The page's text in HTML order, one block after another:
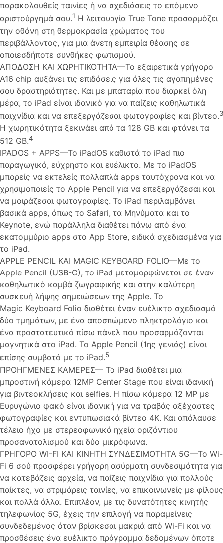
παρακολουθείς ταινίες ή να σχεδιάσεις το επόμενο
αριστούργημά σου.1 Η λειτουργία True Tone προσαρμόζει
την οθόνη στη θερμοκρασία χρώματος του
περιβάλλοντος, για μια άνετη εμπειρία θέασης σε
οποιεσδήποτε συνθήκες φωτισμού.
ΑΠΟΔΟΣΗ ΚΑΙ ΧΩΡΗΤΙΚΟΤΗΤΑ—Το εξαιρετικά γρήγορο
A16 chip αυξάνει τις επιδόσεις για όλες τις αγαπημένες
σου δραστηριότητες. Και με μπαταρία που διαρκεί όλη
μέρα, το iPad είναι ιδανικό για να παίζεις καθηλωτικά
παιχνίδια και να επεξεργάζεσαι φωτογραφίες και βίντεο.3
Η χωρητικότητα ξεκινάει από τα 128 GB και φτάνει τα
512 GB.4
IPADOS + APPS—Το iPadOS καθιστά το iPad πιο
παραγωγικό, εύχρηστο και ευέλικτο. Με το iPadOS
μπορείς να εκτελείς πολλαπλά apps ταυτόχρονα και να
χρησιμοποιείς το Apple Pencil για να επεξεργάζεσαι και
να μοιράζεσαι φωτογραφίες. Το iPad περιλαμβάνει
βασικά apps, όπως το Safari, τα Μηνύματα και το
Keynote, ενώ παράλληλα διαθέτει πάνω από ένα
εκατομμύριο apps στο App Store, ειδικά σχεδιασμένα για
το iPad.
APPLE PENCIL ΚΑΙ MAGIC KEYBOARD FOLIO—Με το
Apple Pencil (USB-C), το iPad μεταμορφώνεται σε έναν
καθηλωτικό καμβά ζωγραφικής και στην καλύτερη
συσκευή λήψης σημειώσεων της Apple. Το
Magic Keyboard Folio διαθέτει έναν ευέλικτο σχεδιασμό
δύο τμημάτων, με ένα αποσπώμενο πληκτρολόγιο και
ένα προστατευτικό πίσω πάνελ που προσαρμόζονται
μαγνητικά στο iPad. Το Apple Pencil (1ης γενιάς) είναι
επίσης συμβατό με το iPad.5
ΠΡΟΗΓΜΕΝΕΣ ΚΑΜΕΡΕΣ— Το iPad διαθέτει μια
μπροστινή κάμερα 12MP Center Stage που είναι ιδανική
για βιντεοκλήσεις και selfies. Η πίσω κάμερα 12 MP με
Ευρυγώνιο φακό είναι ιδανική για να τραβάς αξέχαστες
φωτογραφίες και εντυπωσιακά βίντεο 4K. Και απόλαυσε
τέλειο ήχο με στερεοφωνικά ηχεία οριζόντιου
προσανατολισμού και δύο μικρόφωνα.
ΓΡΗΓΟΡΟ WI-FI ΚΑΙ ΚΙΝΗΤΗ ΣΥΝΔΕΣΙΜΟΤΗΤΑ 5G—Το Wi-
Fi 6 σού προσφέρει γρήγορη ασύρματη συνδεσιμότητα για
να κατεβάζεις αρχεία, να παίζεις παιχνίδια για πολλούς
παίκτες, να στριμάρεις ταινίες, να επικοινωνείς με φίλους
και πολλά άλλα. Επιπλέον, με τις δυνατότητες κινητής
τηλεφωνίας 5G, έχεις την επιλογή να παραμείνεις
συνδεδεμένος όταν βρίσκεσαι μακριά από Wi-Fi και να
προσθέσεις ένα ευέλικτο πρόγραμμα δεδομένων όποτε